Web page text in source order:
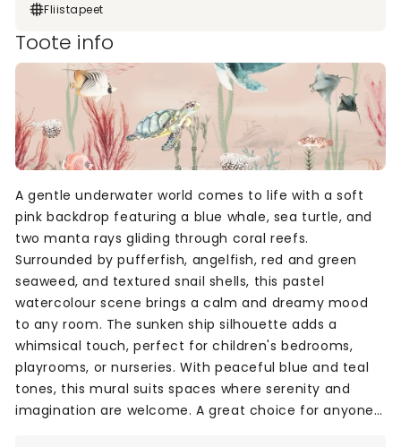
Fliistapeet
Toote info
A gentle underwater world comes to life with a soft
pink backdrop featuring a blue whale, sea turtle, and
two manta rays gliding through coral reefs.
Surrounded by pufferfish, angelfish, red and green
seaweed, and textured snail shells, this pastel
watercolour scene brings a calm and dreamy mood
to any room. The sunken ship silhouette adds a
whimsical touch, perfect for children's bedrooms,
playrooms, or nurseries. With peaceful blue and teal
tones, this mural suits spaces where serenity and
imagination are welcome. A great choice for anyone